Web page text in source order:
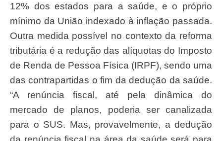
12% dos estados para a saúde, e o próprio
mínimo da União indexado à inflação passada.
Outra medida possível no contexto da reforma
tributária é a redução das alíquotas do Imposto
de Renda de Pessoa Física (IRPF), sendo uma
das contrapartidas o fim da dedução da saúde.
“A renúncia fiscal, até pela dinâmica do
mercado de planos, poderia ser canalizada
para o SUS. Mas, provavelmente, a dedução